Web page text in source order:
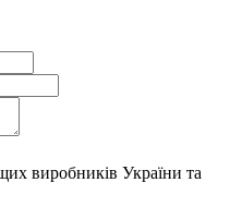
виробників України та